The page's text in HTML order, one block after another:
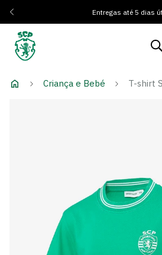
Entregas até 5 dias
Criança e Bebé T-shirt